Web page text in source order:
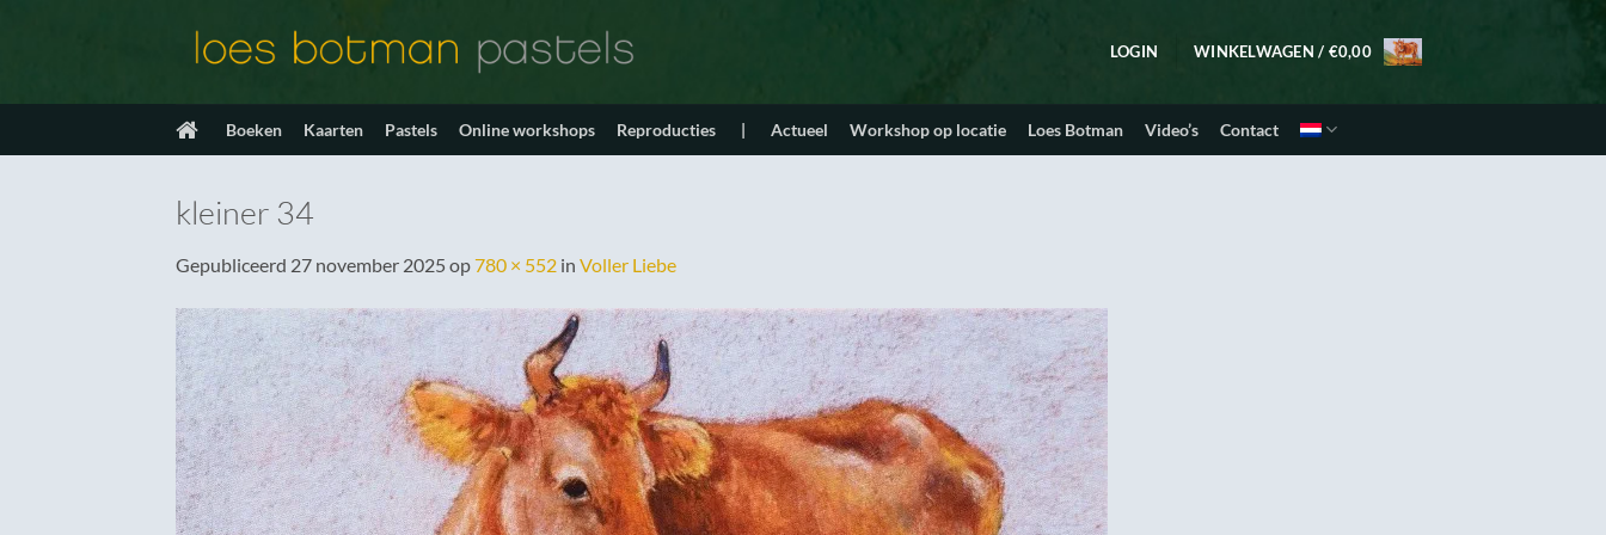
LOGIN WINKELWAGEN / €0,00
Boeken Kaarten Pastels Online workshops Reproducties | Actueel Workshop op locatie Loes Botman Video’s Contact
kleiner 34
Gepubliceerd 27 november 2025 op780 × 552 in Voller Liebe